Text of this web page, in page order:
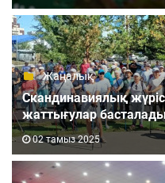
Жаңалық
Скандинавиялық
жаттығулар
02 тамыз 2025